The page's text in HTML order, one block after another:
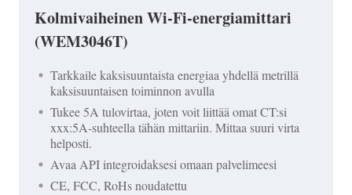
Kolmivaiheinen Wi-Fi-energiamittari
(WEM3046T)
Tarkkaile kaksisuuntaista energiaa yhdellä metrillä
kaksisuuntaisen toiminnon avulla
Tukee 5A tulovirtaa, joten voit liittää omat CT:si
xxx:5A-suhteella tähän mittariin. Mittaa suuri virta
helposti.
Avaa API integroidaksesi omaan palvelimeesi
CE, FCC, RoHs noudatettu